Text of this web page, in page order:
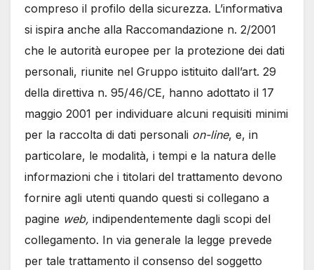
compreso il profilo della sicurezza. L’informativa
si ispira anche alla Raccomandazione n. 2/2001
che le autorità europee per la protezione dei dati
personali, riunite nel Gruppo istituito dall’art. 29
della direttiva n. 95/46/CE, hanno adottato il 17
maggio 2001 per individuare alcuni requisiti minimi
per la raccolta di dati personali on-line, e, in
particolare, le modalità, i tempi e la natura delle
informazioni che i titolari del trattamento devono
fornire agli utenti quando questi si collegano a
pagine web, indipendentemente dagli scopi del
collegamento. In via generale la legge prevede
per tale trattamento il consenso del soggetto